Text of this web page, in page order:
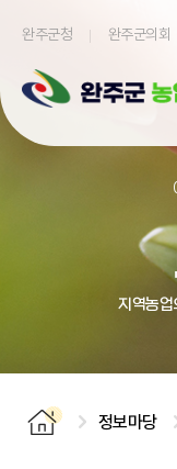
완주군청
완주군의회
지역농업
정보마당